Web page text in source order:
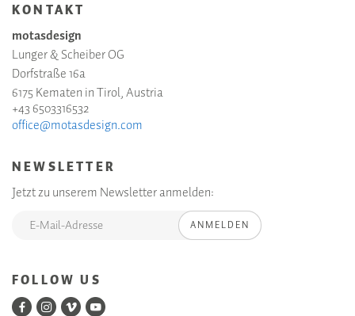
KONTAKT
motasdesign
Lunger & Scheiber OG
Dorfstraße 16a
6175 Kematen in Tirol, Austria
+43 6503316532
office@motasdesign.com
NEWSLETTER
Jetzt zu unserem Newsletter anmelden:
ANMELDEN
FOLLOW US